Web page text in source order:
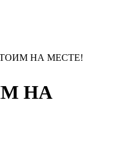
НА МЕСТЕ!
НА